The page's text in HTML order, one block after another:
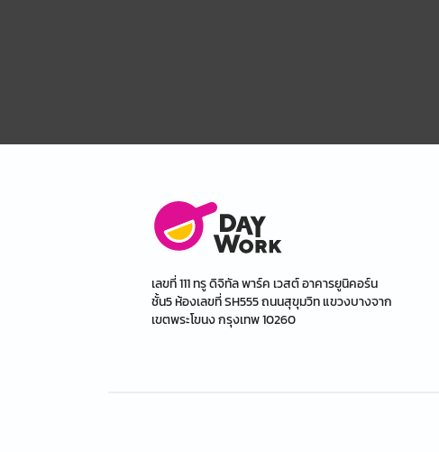
เลขที่ 111 ทรู ดิจิทัล พาร์ค เวสต์ อาคารยูนิคอร์น
ชั้น5 ห้องเลขที่ SH555 ถนนสุขุมวิท แขวงบางจาก
เขตพระโขนง กรุงเทพ 10260